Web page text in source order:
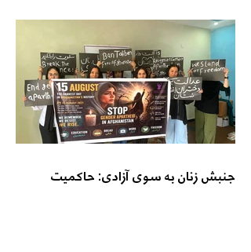
جنبش زنان به سوی آزادی: حاکمیت